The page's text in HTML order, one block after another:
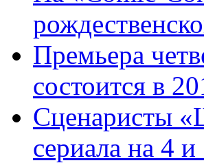
Премьера
состоится в
Сценаристы
сериала на 4